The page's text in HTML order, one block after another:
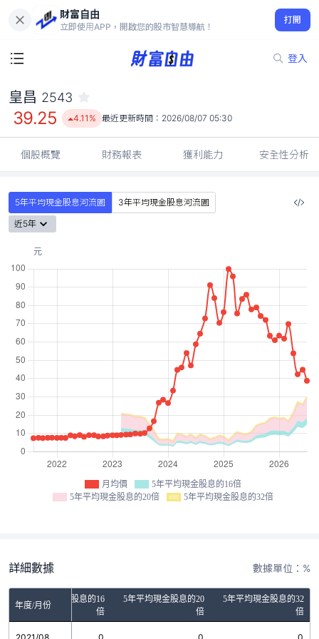
財富自由
立即使用APP，開啟您的股市智慧導航！
打開
登入
39.25
4.11%
皇昌 2543
39.25 4.11% 最近更新時間： 2026/08/07 05:30
個股概覽 財務報表 獲利能力 安全性分析
5年平均現金股息河流圖
3年平均現金股息河流圖
近5年
月均價
5年平均現金股息的16倍
5年平均現金股息的20倍
5年平均現金股息的32倍
詳細數據 數據單位：%
年度/月份
5年平均現金股息的16
倍
5年平均現金股息的20
倍
5年平均現金股息的32
倍